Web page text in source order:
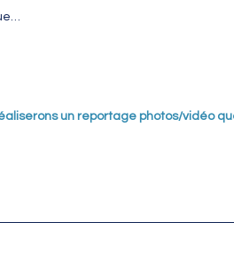
un reportage photos/vidéo